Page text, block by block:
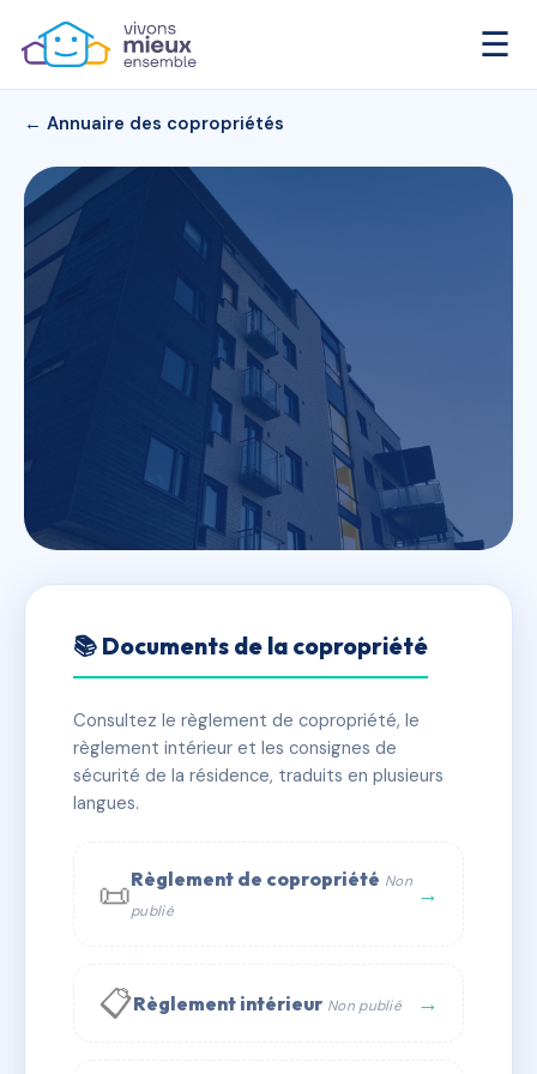
☰
← Annuaire des copropriétés
19 AV DE MAZARGUES
✓ Immatriculée 🏠 15 lots 🏗 1 bâtiment(s)
📞 Contacter Syndic Digital
📚 Documents de la copropriété
Consultez le règlement de copropriété, le
règlement intérieur et les consignes de
sécurité de la résidence, traduits en plusieurs
langues.
📜Règlement de copropriété Non
publié
→
📋Règlement intérieur Non publié →